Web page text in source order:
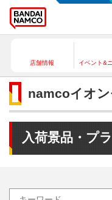
店舗情報 イベント&
namcoイオン
入荷景品・プ